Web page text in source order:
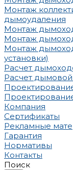
Монтаж
дымоудаления
Монтаж
Монтаж
Монтаж
установки)
Расчет
Расчет
Компания
Сертификаты
Рекламные
Гарантия
Нормативы
Контакты
Поиск